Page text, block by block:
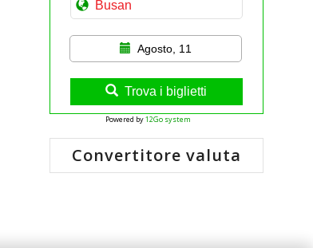
Agosto, 11
Trova i biglietti
Powered by12Go system
Convertitore valuta